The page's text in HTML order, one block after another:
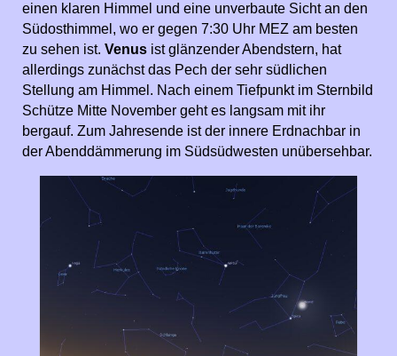
einen klaren Himmel und eine unverbaute Sicht an den
Südosthimmel, wo er gegen 7:30 Uhr MEZ am besten
zu sehen ist. Venus ist glänzender Abendstern, hat
allerdings zunächst das Pech der sehr südlichen
Stellung am Himmel. Nach einem Tiefpunkt im Sternbild
Schütze Mitte November geht es langsam mit ihr
bergauf. Zum Jahresende ist der innere Erdnachbar in
der Abenddämmerung im Südsüdwesten unübersehbar.